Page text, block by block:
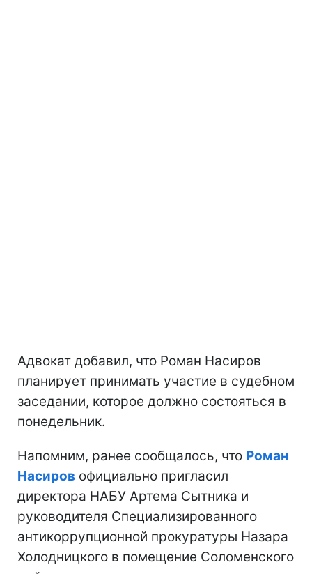
Адвокат добавил, что Роман Насиров
планирует принимать участие в судебном
заседании, которое должно состояться в
понедельник.
Напомним, ранее сообщалось, что Роман
Насиров официально пригласил
директора НАБУ Артема Сытника и
руководителя Специализированного
антикоррупционной прокуратуры Назара
Холодницкого в помещение Соломенского